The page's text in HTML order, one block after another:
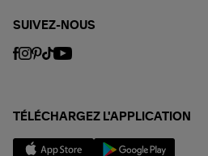
SUIVEZ-NOUS
TÉLÉCHARGEZ L'APPLICATION